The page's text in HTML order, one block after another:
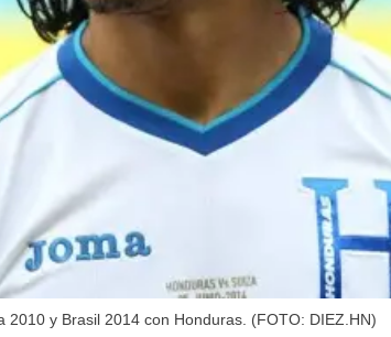
y Brasil 2014 con Honduras. (FOTO: DIEZ.HN)